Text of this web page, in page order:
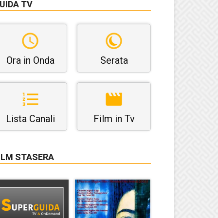
TV
Ora in Onda Serata
Lista Canali Film in Tv
STASERA